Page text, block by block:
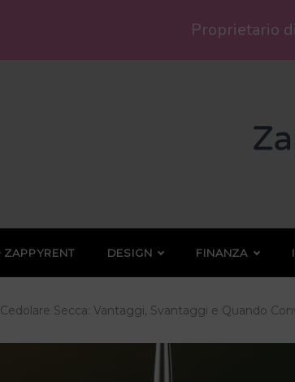
ZAPPYRENT DESIGN FINANZA
Cedolare Secca: Vantaggi, Svantaggi e Quando
Proprietario